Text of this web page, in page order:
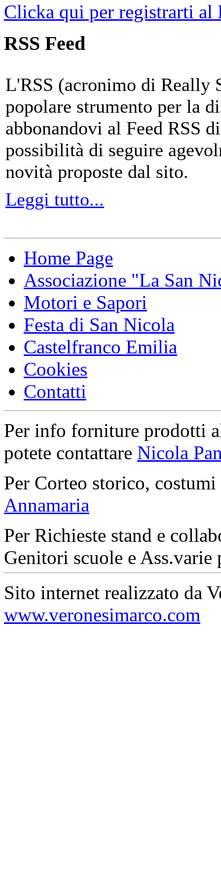
Clicka qui per registrarti al
RSS Feed
L'RSS (acronimo di Really
popolare strumento per la
abbonandovi al Feed RSS
possibilità di seguire
novità proposte dal sito.
Leggi tutto...
Home Page
Associazione "La San
Motori e Sapori
Festa di San Nicola
Castelfranco Emilia
Cookies
Contatti
Per info forniture prodotti
potete contattare Nicola
Per Corteo storico,
Annamaria
Per Richieste stand e
Genitori scuole e Ass.varie
Sito internet realizzato da
www.veronesimarco.com